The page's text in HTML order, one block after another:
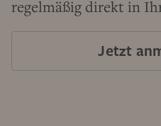
regelmäßig direkt in
Jetzt